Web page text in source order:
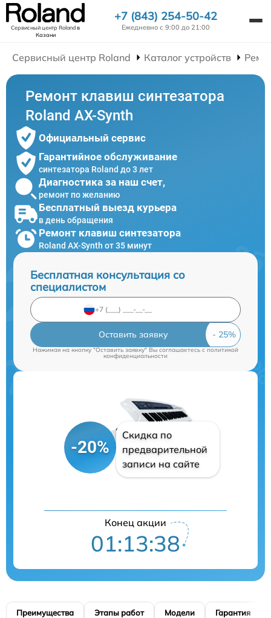
Сервисный центр Rolandв
Казани
+7 (843) 254-50-42
Ежедневно с 9:00 до 21:00
Сервисный центр Roland Каталог устройств
Ремонт клавиш синтезатора
Roland AX-Synth
Официальный сервис
Гарантийное обслуживание
синтезатора Roland до 3 лет
Диагностика за наш счет,
ремонт по желанию
Бесплатный выезд курьера
в день обращения
Ремонт клавиш синтезатора
Roland AX-Synth от 35 минут
Бесплатная консультация со
специалистом
Оставить заявку
Нажимая на кнопку "Оставить заявку" Вы соглашаетесь cполитикой
конфиденциальности
-20%
Скидка по
предварительной
записи на сайте
Конец акции
01:13:38
Преимущества Этапы работ Модели Гарантия